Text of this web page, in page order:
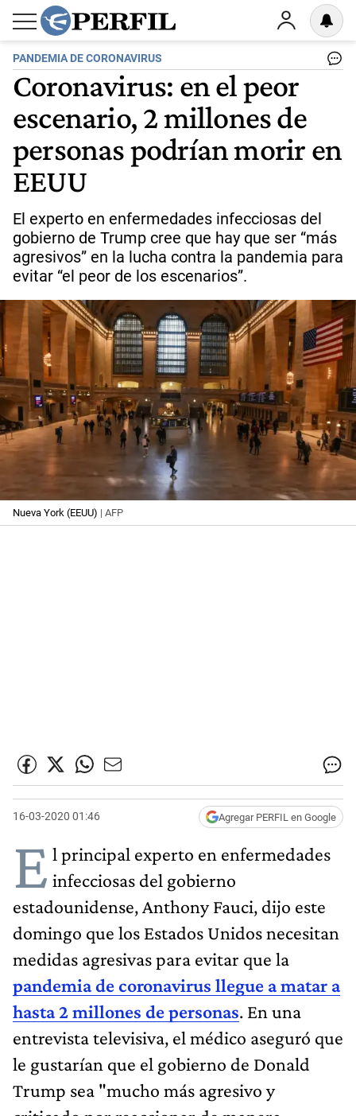
PANDEMIA DE CORONAVIRUS
Coronavirus: en el peor
escenario, 2 millones de
personas podrían morir en
EEUU
El experto en enfermedades infecciosas del
gobierno de Trump cree que hay que ser “más
agresivos” en la lucha contra la pandemia para
evitar “el peor de los escenarios”.
Nueva York (EEUU) | AFP
16-03-2020 01:46 Agregar PERFIL en Google
E l principal experto en enfermedades
infecciosas del gobierno
estadounidense, Anthony Fauci, dijo este
domingo que los Estados Unidos necesitan
medidas agresivas para evitar que la
pandemia de coronavirus llegue a matar a
hasta 2 millones de personas. En una
entrevista televisiva, el médico aseguró que
le gustarían que el gobierno de Donald
Trump sea "mucho más agresivo y